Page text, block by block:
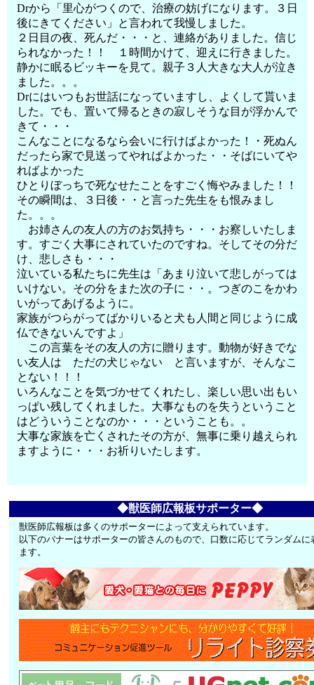
Drから「里心がつくので、治療の妨げになります。３日
後にきてください」と言われて我慢しました。
２日目の夜、死んだ・・・と、連絡がありました。信じ
られなかった！！ １時間かけて、迎えに行きました。
静かに眠るビッキーを見て。親子３人大きな大人が泣き
ました。。。
Drにはいつもお世話になっていますし、よくして貰いま
した。でも、置いて帰るときの寂しそうな目が浮かんで
きて・・・
こんなことになるなら会いに行けばよかった！・死ぬん
だったら家で見送ってやればよかった・・そばにいてや
ればよかった
ひとりぼっちで死なせたことをすごく悔やみました！！
その瞬間は、３日後・・と言った先生をも恨みまし
た。。。
お姉さんの友人の方のお気持ち・・・お察しいたしま
す。すごく大事にされていたのですね。そしてその分だ
け、悲しさも・・・
泣いている私たちに先生は「あまり泣いて悲しがっては
いけない。その分をまた次の子に・・。つぎのこをかわ
いがってあげるように。
家族がつらがってばかりいると犬も人間と同じように成
仏できないんですよ」
この言葉をその友人の方に贈ります。動物が好きでな
い友人は ただの犬じゃない と言いますが、そんなこ
とない！！！
いろんなことを気づかせてくれたし、楽しい思い出もい
っぱい残してくれました。大事なものを失うということ
はどういうことなのか・・・ということも。。
大事な家族を亡くされたその方が、無事に乗り越えられ
ますように・・・お祈りいたします。
◆獣医師広報板サポーター◆
獣医師広報板は多くのサポーターによって支えられています。
以下のバナーはサポーターの皆さんのもので、口数に応じてランダムに
ます。